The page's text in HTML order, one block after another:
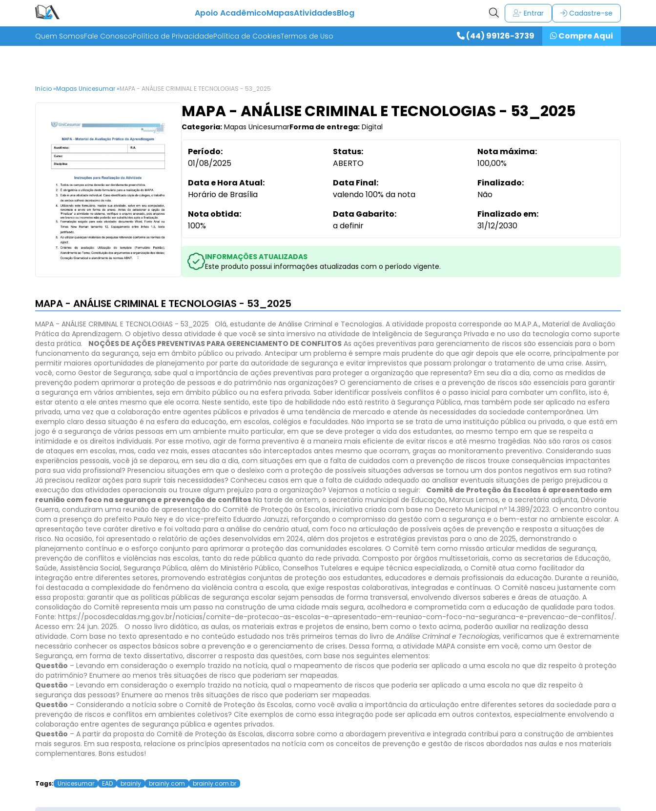
Apoio AcadêmicoMapasAtividadesBlog Entrar Cadastre-se
Quem SomosFale ConoscoPolítica de PrivacidadePolítica de CookiesTermos de Uso (44) 99126-3739 Compre Aqui
Início »Mapas Unicesumar »MAPA - ANÁLISE CRIMINAL E TECNOLOGIAS - 53_2025
MAPA - ANÁLISE CRIMINAL E TECNOLOGIAS - 53_2025
Categoria: Mapas UnicesumarForma de entrega: Digital
Período:
01/08/2025
Status:
ABERTO
Nota máxima:
100,00%
Data e Hora Atual:
Horário de Brasília
Data Final:
valendo 100% da nota
Finalizado:
Não
Nota obtida:
100%
Data Gabarito:
a definir
Finalizado em:
31/12/2030
INFORMAÇÕES ATUALIZADAS
Este produto possui informações atualizadas com o período vigente.
MAPA - ANÁLISE CRIMINAL E TECNOLOGIAS - 53_2025
MAPA - ANÁLISE CRIMINAL E TECNOLOGIAS - 53_2025
Olá, estudante de Análise Criminal e Tecnologias. A atividade proposta corresponde ao M.A.P.A., Material de Avaliação
Prática da Aprendizagem. O objetivo dessa atividade é que você se sinta imersivo na atividade de Inteligência de Segurança Privada e no uso da tecnologia como suporte
desta prática.
NOÇÕES DE AÇÕES PREVENTIVAS PARA GERENCIAMENTO DE CONFLITOS As ações preventivas para gerenciamento de riscos são essenciais para o bom
funcionamento da segurança, seja em âmbito público ou privado. Antecipar um problema é sempre mais prudente do que agir depois que ele ocorre, principalmente por
permitir maiores oportunidades de planejamento por parte da autoridade de segurança e evitar imprevistos que possam prolongar o tratamento de uma crise. Assim,
você, como Gestor de Segurança, sabe qual a importância de ações preventivas para proteger a organização que representa? Em seu dia a dia, como as medidas de
prevenção podem aprimorar a proteção de pessoas e do patrimônio nas organizações? O gerenciamento de crises e a prevenção de riscos são essenciais para garantir
a segurança em vários ambientes, seja em âmbito público ou na esfera privada. Saber identificar possíveis conflitos é o passo inicial para combater um conflito, isto é,
estar atento a ele antes mesmo que ele ocorra. Neste sentido, este tipo de habilidade não está restrito à Segurança Pública, mas também pode ser aplicado na esfera
privada, uma vez que a colaboração entre agentes públicos e privados é uma tendência de mercado e atende às necessidades da sociedade contemporânea. Um
exemplo claro dessa situação é na esfera da educação, em escolas, colégios e faculdades. Não importa se se trata de uma instituição pública ou privada, o que está em
jogo é a segurança de várias pessoas em um ambiente muito particular, em que se deve proteger a vida dos estudantes, ao mesmo tempo em que se respeita a
intimidade e os direitos individuais. Por esse motivo, agir de forma preventiva é a maneira mais eficiente de evitar riscos e até mesmo tragédias. Não são raros os casos
de ataques em escolas, mas, cada vez mais, esses atacantes são interceptados antes mesmo que ocorram, graças ao monitoramento preventivo. Considerando suas
experiências pessoais, você já se deparou, em seu dia a dia, com situações em que a falta de cuidados com a prevenção de riscos trouxe consequências impactantes
para sua vida profissional? Presenciou situações em que o desleixo com a proteção de possíveis situações adversas se tornou um dos pontos negativos em sua rotina?
Já precisou realizar ações para suprir tais necessidades? Conheceu casos em que a falta de cuidado adequado ao analisar eventuais situações de perigo prejudicou a
execução das atividades operacionais ou trouxe algum prejuízo para a organização? Vejamos a notícia a seguir:
Comitê de Proteção às Escolas é apresentado em
reunião com foco na segurança e prevenção de conflitos Na tarde de ontem, o secretário municipal de Educação, Marcus Lemos, e a secretária adjunta, Dévorie
Guerra, conduziram uma reunião de apresentação do Comitê de Proteção às Escolas, iniciativa criada com base no Decreto Municipal nº 14.389/2023. O encontro contou
com a presença do prefeito Paulo Ney e do vice-prefeito Eduardo Januzzi, reforçando o compromisso da gestão com a segurança e o bem-estar no ambiente escolar. A
apresentação teve caráter diretivo e foi voltada para a análise do cenário atual, com foco na articulação de possíveis ações de prevenção e resposta a situações de
risco. Na ocasião, foi apresentado o relatório de ações desenvolvidas em 2024, além dos projetos e estratégias previstas para o ano de 2025, demonstrando o
planejamento contínuo e o esforço conjunto para aprimorar a proteção das comunidades escolares. O Comitê tem como missão articular medidas de segurança,
prevenção de conflitos e violências nas escolas, tanto da rede pública quanto da rede privada. Composto por órgãos multissetoriais, como as secretarias de Educação,
Saúde, Assistência Social, Segurança Pública, além do Ministério Público, Conselhos Tutelares e equipe técnica especializada, o Comitê atua como facilitador da
integração entre diferentes setores, promovendo estratégias conjuntas de proteção aos estudantes, educadores e demais profissionais da educação. Durante a reunião,
foi destacada a complexidade do fenômeno da violência contra a escola, que exige respostas colaborativas, integradas e contínuas. O Comitê nasceu justamente com
essa proposta: garantir que as políticas públicas de segurança escolar sejam pensadas de forma transversal, envolvendo diversos saberes e áreas de atuação. A
consolidação do Comitê representa mais um passo na construção de uma cidade mais segura, acolhedora e comprometida com a educação de qualidade para todos.
Fonte: https://pocosdecaldas.mg.gov.br/noticias/comite-de-protecao-as-escolas-e-apresentado-em-reuniao-com-foco-na-seguranca-e-prevencao-de-conflitos/.
Acesso em: 24 jun. 2025.
O nosso livro didático, as aulas, os materiais extras e projetos de ensino, bem como o texto acima, poderão auxiliar na realização dessa
atividade. Com base no texto apresentado e no conteúdo estudado nos três primeiros temas do livro de Análise Criminal e Tecnologias, verificamos que é extremamente
necessário conhecer os aspectos básicos sobre a prevenção e o gerenciamento de crises. Dessa forma, a atividade MAPA consiste em você, como um Gestor de
Segurança, em forma de texto dissertativo, discorrer a resposta das questões, com base nos seguintes elementos:
Questão – Levando em consideração o exemplo trazido na notícia, qual o mapeamento de riscos que poderia ser aplicado a uma escola no que diz respeito à proteção
do patrimônio? Enumere ao menos três situações de risco que poderiam ser mapeadas.
Questão – Levando em consideração o exemplo trazido na notícia, qual o mapeamento de riscos que poderia ser aplicado a uma escola no que diz respeito à
segurança das pessoas? Enumere ao menos três situações de risco que poderiam ser mapeadas.
Questão – Considerando a notícia sobre o Comitê de Proteção às Escolas, como você avalia a importância da articulação entre diferentes setores da sociedade para a
prevenção de riscos e conflitos em ambientes coletivos? Cite exemplos de como essa integração pode ser aplicada em outros contextos, especialmente envolvendo a
colaboração entre agentes de segurança pública e agentes privados.
Questão – A partir da proposta do Comitê de Proteção às Escolas, discorra sobre como a abordagem preventiva e integrada contribui para a construção de ambientes
mais seguros. Em sua resposta, relacione os princípios apresentados na notícia com os conceitos de prevenção e gestão de riscos abordados nas aulas e nos materiais
complementares. Bons estudos!
Tags: Unicesumar EAD brainly brainly.com brainly.com.br